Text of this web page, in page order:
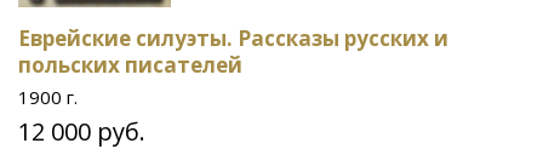
Еврейские силуэты. Рассказы русских и
польских писателей
1900 г.
12 000 руб.